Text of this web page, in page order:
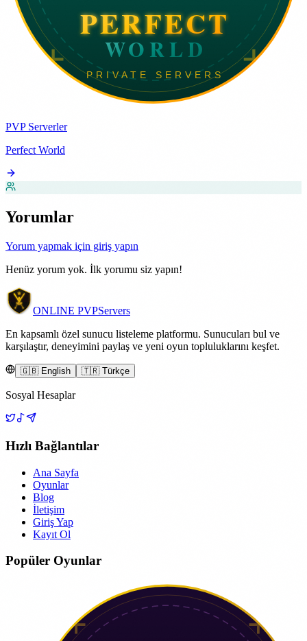
PVP Serverler
Perfect World
Yorumlar
Yorum yapmak için giriş yapın
Henüz yorum yok. İlk yorumu siz yapın!
ONLINE PVPServers
En kapsamlı özel sunucu listeleme platformu. Sunucuları bul ve
karşılaştır, deneyimini paylaş ve yeni oyun topluluklarını keşfet.
🇬🇧 English 🇹🇷 Türkçe
Sosyal Hesaplar
Hızlı Bağlantılar
Ana Sayfa
Oyunlar
Blog
İletişim
Giriş Yap
Kayıt Ol
Popüler Oyunlar